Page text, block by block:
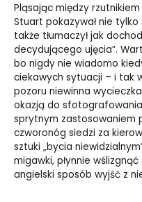
Pląsając między
Stuart pokazywał nie
także tłumaczył jak
decydującego ujęcia”.
bo nigdy nie wiadomo
ciekawych sytuacji – i tak
pozoru niewinna
okazją do
sprytnym zastosowaniem
czworonóg siedzi za
sztuki „bycia
migawki, płynnie
angielski sposób wyjść z